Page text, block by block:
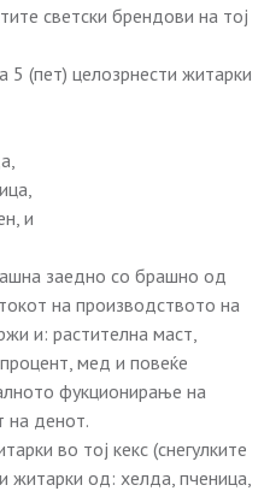
светски брендови на тој
(пет) целозрнести житарки
и
заедно со брашно од
на производството на
и: растителна маст,
мед и повеќе
фукционирање на
на денот.
во тој кекс (снегулките
житарки од: хелда, пченица,